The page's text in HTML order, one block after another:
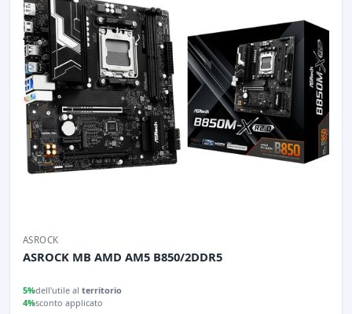
ASROCK
ASROCK MB AMD AM5 B850/2DDR5
5%dell'utile al territorio
4%sconto applicato